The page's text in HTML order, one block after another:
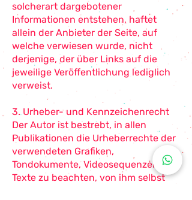
solcherart dargebotener
Informationen entstehen, haftet
allein der Anbieter der Seite, auf
welche verwiesen wurde, nicht
derjenige, der über Links auf die
jeweilige Veröffentlichung lediglich
verweist.
3. Urheber- und Kennzeichenrecht
Der Autor ist bestrebt, in allen
Publikationen die Urheberrechte der
verwendeten Grafiken,
Tondokumente, Videosequenzen und
Texte zu beachten, von ihm selbst